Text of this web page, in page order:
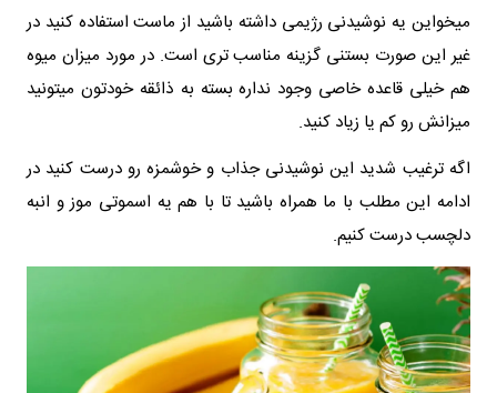
میخواین یه نوشیدنی رژیمی داشته باشید از ماست استفاده کنید در
غیر این صورت بستنی گزینه مناسب تری است. در مورد میزان میوه
هم خیلی قاعده خاصی وجود نداره بسته به ذائقه خودتون میتونید
میزانش رو کم یا زیاد کنید.
اگه ترغیب شدید این نوشیدنی جذاب و خوشمزه رو درست کنید در
ادامه این مطلب با ما همراه باشید تا با هم یه اسموتی موز و انبه
دلچسب درست کنیم.